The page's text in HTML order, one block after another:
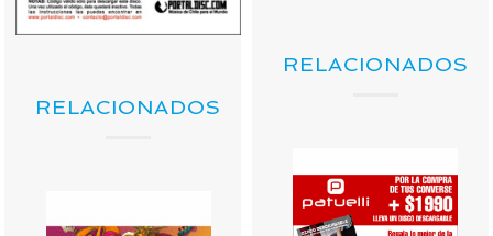
RELACIONADOS
RELACIONADOS